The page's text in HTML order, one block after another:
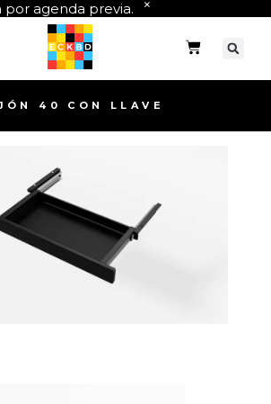
por agenda previa.
40 CON LLAVE